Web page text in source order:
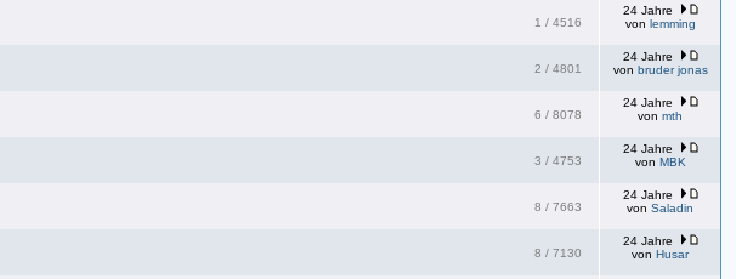
1 / 4516
24 Jahre
von lemming
2 / 4801
24 Jahre
von bruder jonas
6 / 8078
24 Jahre
von mth
3 / 4753
24 Jahre
von MBK
8 / 7663
24 Jahre
von Saladin
8 / 7130
24 Jahre
von Husar